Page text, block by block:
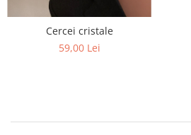
Cercei cristale
59,00 Lei